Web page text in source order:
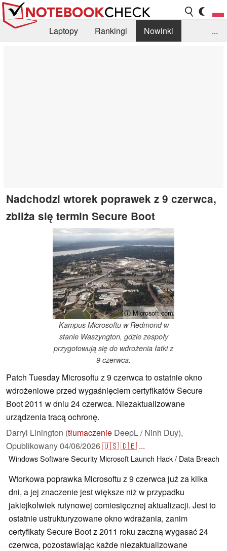
Laptopy Rankingi
Nowinki
...
Nadchodzi wtorek poprawek z 9 czerwca,
zbliża się termin Secure Boot
ⓘ Microsoft.com
Kampus Microsoftu w Redmond w
stanie Waszyngton, gdzie zespoły
przygotowują się do wdrożenia łatki z
9 czerwca.
Patch Tuesday Microsoftu z 9 czerwca to ostatnie okno
wdrożeniowe przed wygaśnięciem certyfikatów Secure
Boot 2011 w dniu 24 czerwca. Niezaktualizowane
urządzenia tracą ochronę.
Darryl Linington (tłumaczenie DeepL / Ninh Duy),
Opublikowany04/06/2026🇺🇸🇩🇪 ...
WindowsSoftwareSecurity Microsoft Launch Hack / Data Breach
Wtorkowa poprawka Microsoftu z 9 czerwca już za kilka
dni, a jej znaczenie jest większe niż w przypadku
jakiejkolwiek rutynowej comiesięcznej aktualizacji. Jest to
ostatnie ustrukturyzowane okno wdrażania, zanim
certyfikaty Secure Boot z 2011 roku zaczną wygasać 24
czerwca, pozostawiając każde niezaktualizowane